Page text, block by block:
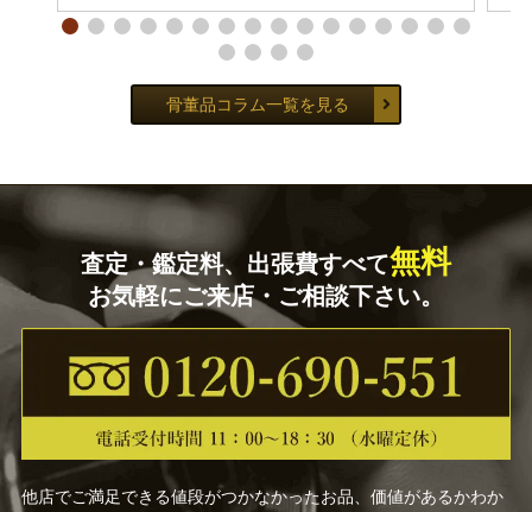
深
骨董品コラム一覧を見る
査定・鑑定料、出張費すべて無料
お気軽にご来店・ご相談下さい。
他店でご満足できる値段がつかなかったお品、価値があるかわか